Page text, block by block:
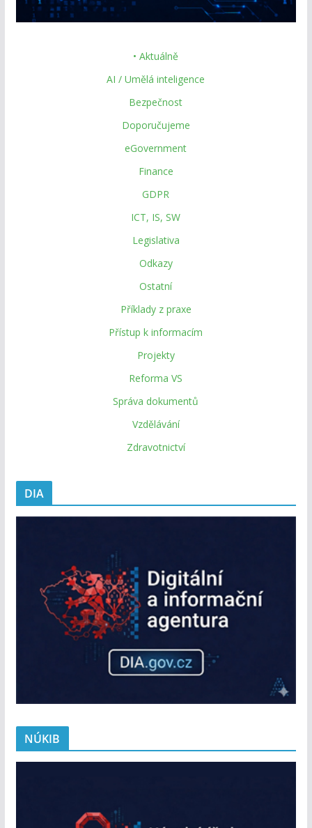
• Aktuálně
AI / Umělá inteligence
Bezpečnost
Doporučujeme
eGovernment
Finance
GDPR
ICT, IS, SW
Legislativa
Odkazy
Ostatní
Příklady z praxe
Přístup k informacím
Projekty
Reforma VS
Správa dokumentů
Vzdělávání
Zdravotnictví
DIA
NÚKIB